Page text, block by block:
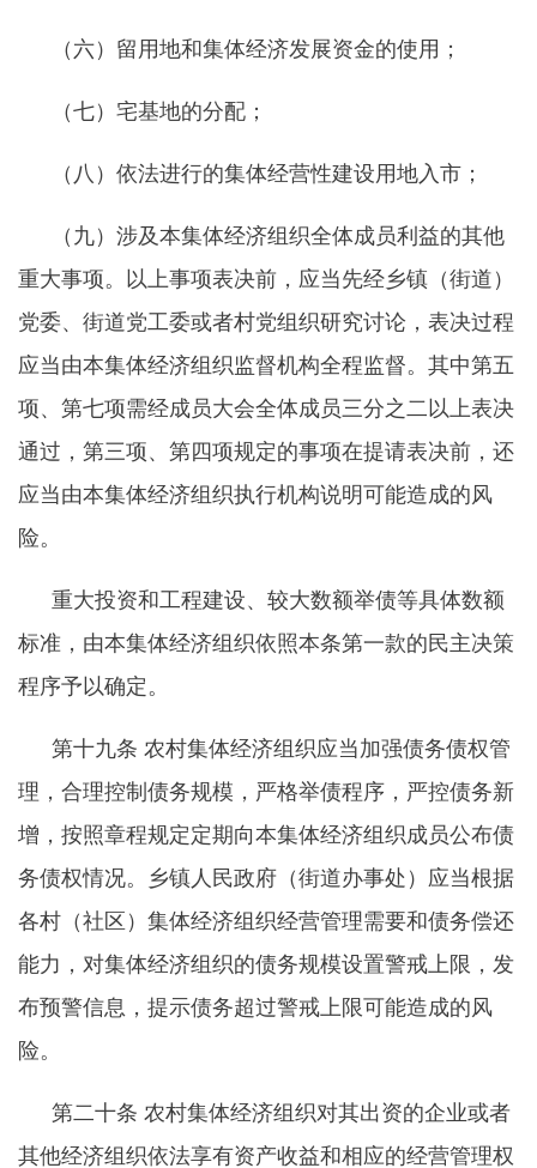
（六）留用地和集体经济发展资金的使用；
（七）宅基地的分配；
（八）依法进行的集体经营性建设用地入市；
（九）涉及本集体经济组织全体成员利益的其他
重大事项。以上事项表决前，应当先经乡镇（街道）
党委、街道党工委或者村党组织研究讨论，表决过程
应当由本集体经济组织监督机构全程监督。其中第五
项、第七项需经成员大会全体成员三分之二以上表决
通过，第三项、第四项规定的事项在提请表决前，还
应当由本集体经济组织执行机构说明可能造成的风
险。
重大投资和工程建设、较大数额举债等具体数额
标准，由本集体经济组织依照本条第一款的民主决策
程序予以确定。
第十九条 农村集体经济组织应当加强债务债权管
理，合理控制债务规模，严格举债程序，严控债务新
增，按照章程规定定期向本集体经济组织成员公布债
务债权情况。乡镇人民政府（街道办事处）应当根据
各村（社区）集体经济组织经营管理需要和债务偿还
能力，对集体经济组织的债务规模设置警戒上限，发
布预警信息，提示债务超过警戒上限可能造成的风
险。
第二十条 农村集体经济组织对其出资的企业或者
其他经济组织依法享有资产收益和相应的经营管理权